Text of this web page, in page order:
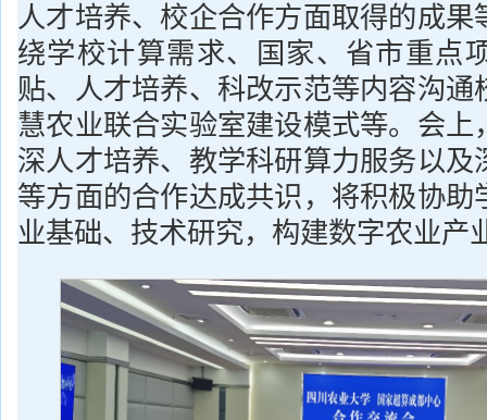
人才培养、校企合作方面取得的成果
绕学校计算需求、国家、省市重点
贴、人才培养、科改示范等内容沟通
慧农业联合实验室建设模式等。会上
深人才培养、教学科研算力服务以及
等方面的合作达成共识，将积极协助
业基础、技术研究，构建数字农业产